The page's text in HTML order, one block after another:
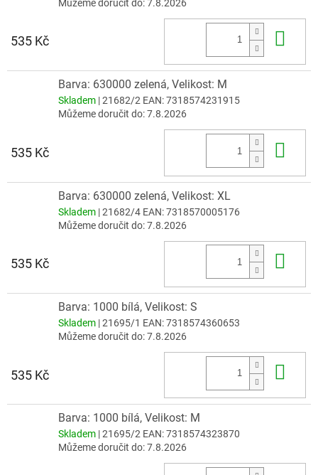
Můžeme doručit do:7.8.2026
535 Kč
Barva: 630000 zelená, Velikost: M
Skladem | 21682/2 EAN:7318574231915
Můžeme doručit do:7.8.2026
535 Kč
Barva: 630000 zelená, Velikost: XL
Skladem | 21682/4 EAN:7318570005176
Můžeme doručit do:7.8.2026
535 Kč
Barva: 1000 bílá, Velikost: S
Skladem | 21695/1 EAN:7318574360653
Můžeme doručit do:7.8.2026
535 Kč
Barva: 1000 bílá, Velikost: M
Skladem | 21695/2 EAN:7318574323870
Můžeme doručit do:7.8.2026